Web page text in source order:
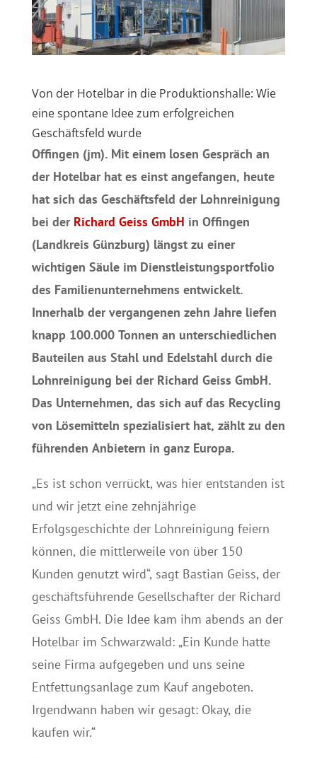
Von der Hotelbar in die Produktionshalle: Wie
eine spontane Idee zum erfolgreichen
Geschäftsfeld wurde
Offingen (jm). Mit einem losen Gespräch an
der Hotelbar hat es einst angefangen, heute
hat sich das Geschäftsfeld der Lohnreinigung
bei der Richard Geiss GmbH in Offingen
(Landkreis Günzburg) längst zu einer
wichtigen Säule im Dienstleistungsportfolio
des Familienunternehmens entwickelt.
Innerhalb der vergangenen zehn Jahre liefen
knapp 100.000 Tonnen an unterschiedlichen
Bauteilen aus Stahl und Edelstahl durch die
Lohnreinigung bei der Richard Geiss GmbH.
Das Unternehmen, das sich auf das Recycling
von Lösemitteln spezialisiert hat, zählt zu den
führenden Anbietern in ganz Europa.
„Es ist schon verrückt, was hier entstanden ist
und wir jetzt eine zehnjährige
Erfolgsgeschichte der Lohnreinigung feiern
können, die mittlerweile von über 150
Kunden genutzt wird“, sagt Bastian Geiss, der
geschäftsführende Gesellschafter der Richard
Geiss GmbH. Die Idee kam ihm abends an der
Hotelbar im Schwarzwald: „Ein Kunde hatte
seine Firma aufgegeben und uns seine
Entfettungsanlage zum Kauf angeboten.
Irgendwann haben wir gesagt: Okay, die
kaufen wir.“